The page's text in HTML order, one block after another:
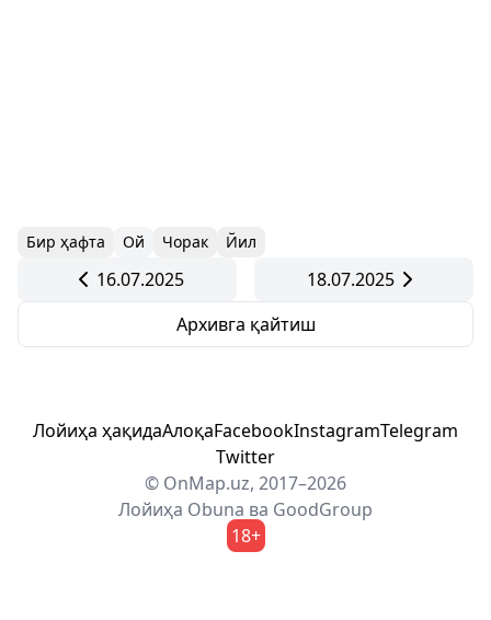
Бир ҳафта Ой Чорак Йил
16.07.2025
18.07.2025
Архивга қайтиш
Лойиҳа ҳақидаАлоқаFacebookInstagramTelegram
Twitter
© OnMap.uz, 2017–2026
Лойиҳа Obuna ва GoodGroup
18+